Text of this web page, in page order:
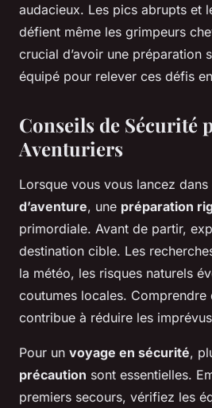
audacieux. Les pics abrupts et
défient même les grimpeurs
crucial d’avoir une préparation
équipé pour relever ces défis
Conseils de Sécurité
Aventuriers
Lorsque vous vous lancez dans
d’aventure, une préparation
primordiale. Avant de partir,
destination cible. Les
la météo, les risques naturels
coutumes locales. Comprendre
contribue à réduire les
Pour un voyage en sécurité,
précaution sont essentielles.
premiers secours, vérifiez les